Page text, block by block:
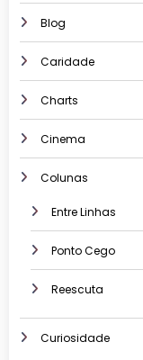
Blog
Caridade
Charts
Cinema
Colunas
Entre Linhas
Ponto Cego
Reescuta
Curiosidade